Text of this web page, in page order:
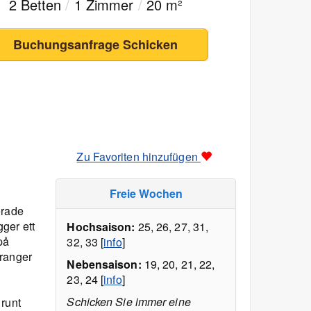
2 Betten/ 1 Zimmer /20 m²
Buchungsanfrage Schicken
ett
Zu Favoriten hinzufügen
Freie Wochen
Hochsaison: 25, 26, 27, 31,
32, 33 [info]
Nebensaison: 19, 20, 21, 22,
23, 24 [info]
Schicken Sie immer eine